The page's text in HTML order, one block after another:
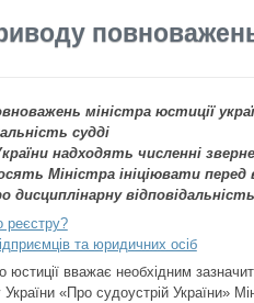
міністра юстиції
судді
надходять численні
Міністра ініціювати перед
дисциплінарну
реєстру?
та юридичних осіб
юстиції вважає необхідним
«Про судоустрій України»